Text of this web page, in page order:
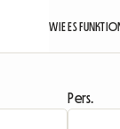
WIE ES
Pers.